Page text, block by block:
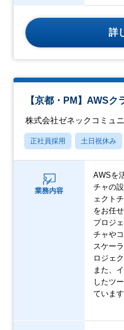
詳
【京都・PM】AWSク
株式会社ゼネックコミュ
正社員採用 土日祝休み
業務内容
AWSを
チャの
ェクト
をお任
プロジ
チャや
スケー
ロジェ
また、
したツ
ています